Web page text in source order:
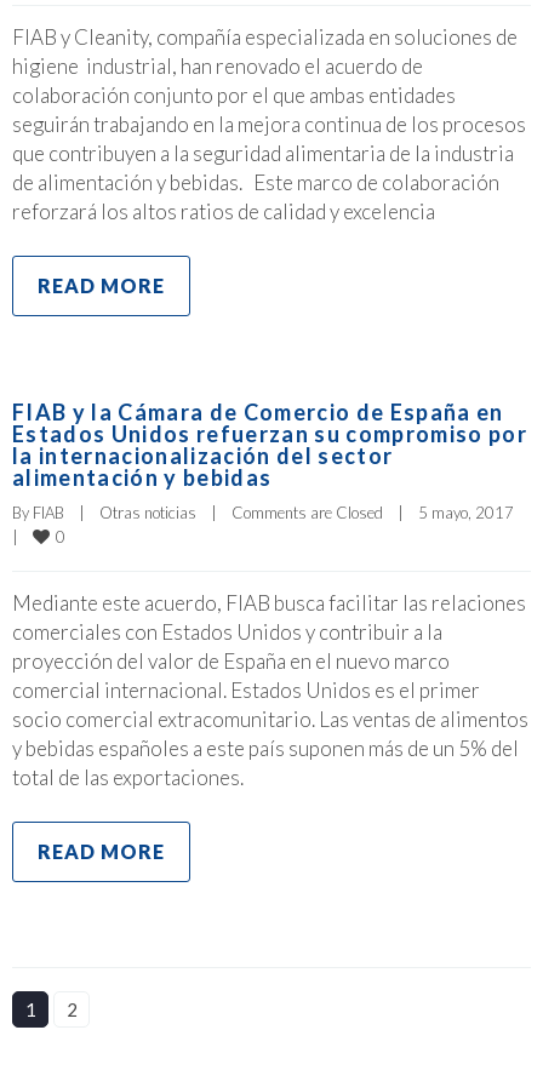
FIAB y Cleanity, compañía especializada en soluciones de
higiene industrial, han renovado el acuerdo de
colaboración conjunto por el que ambas entidades
seguirán trabajando en la mejora continua de los procesos
que contribuyen a la seguridad alimentaria de la industria
de alimentación y bebidas. Este marco de colaboración
reforzará los altos ratios de calidad y excelencia
READ MORE
FIAB y la Cámara de Comercio de España en
Estados Unidos refuerzan su compromiso por
la internacionalización del sector
alimentación y bebidas
By FIAB Otras noticias Comments are Closed
0
Mediante este acuerdo, FIAB busca facilitar las relaciones
comerciales con Estados Unidos y contribuir a la
proyección del valor de España en el nuevo marco
comercial internacional. Estados Unidos es el primer
socio comercial extracomunitario. Las ventas de alimentos
y bebidas españoles a este país suponen más de un 5% del
total de las exportaciones.
READ MORE
1 2